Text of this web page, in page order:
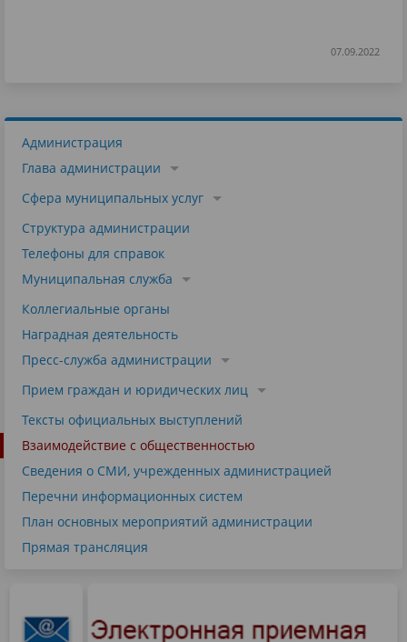
07.09.2022
Администрация
Глава администрации
Сфера муниципальных услуг
Структура администрации
Телефоны для справок
Муниципальная служба
Коллегиальные органы
Наградная деятельность
Пресс-служба администрации
Прием граждан и юридических лиц
Тексты официальных выступлений
Взаимодействие с общественностью
Сведения о СМИ, учрежденных администрацией
Перечни информационных систем
План основных мероприятий администрации
Прямая трансляция